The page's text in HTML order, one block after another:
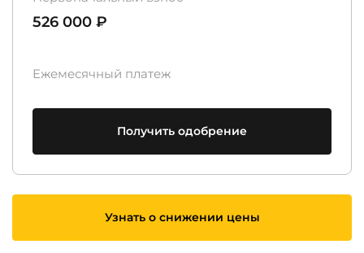
526 000 ₽
Ежемесячный платеж
Получить одобрение
Узнать о снижении цены